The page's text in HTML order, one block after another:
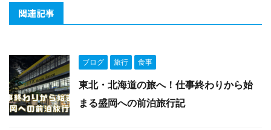
関連記事
ブログ 旅行 食事
東北・北海道の旅へ！仕事終わりから始
まる盛岡への前泊旅行記